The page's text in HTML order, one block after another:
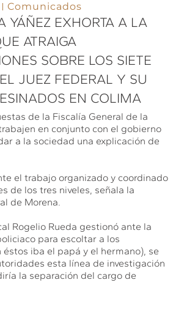
Comunicados
YÁÑEZ EXHORTA A LA
ATRAIGA
SOBRE LOS SIETE
JUEZ FEDERAL Y SU
EN COLIMA
de la Fiscalía General de la
en conjunto con el gobierno
a la sociedad una explicación de
trabajo organizado y coordinado
de los tres niveles, señala la
de Morena.
Rueda gestionó ante la
para escoltar a los
éstos iba el papá y el hermano), se
esta línea de investigación
la separación del cargo de